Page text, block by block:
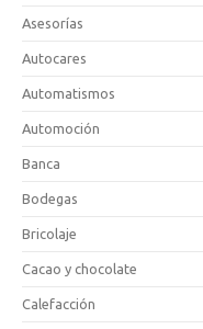
Asesorías
Autocares
Automatismos
Automoción
Banca
Bodegas
Bricolaje
Cacao y chocolate
Calefacción